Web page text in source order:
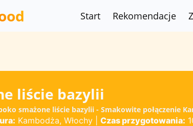
Start Rekomendacje
liście bazylii
smażone liście bazylii - Smakowite połączenie
Kambodża, Włochy| Czas przygotowania: